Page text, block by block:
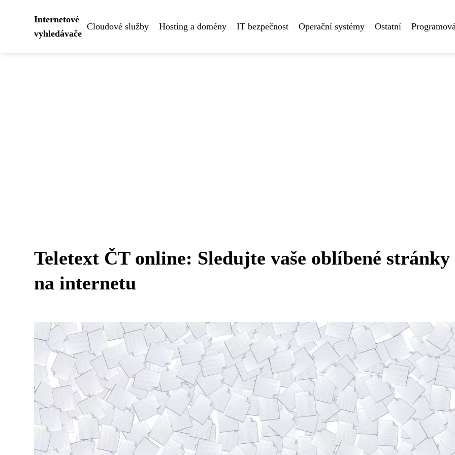
Internetové
vyhledávače
Cloudové služby Hosting a domény IT bezpečnost Operační systémy Ostatní
Teletext ČT online: Sledujte vaše oblíbené
na internetu